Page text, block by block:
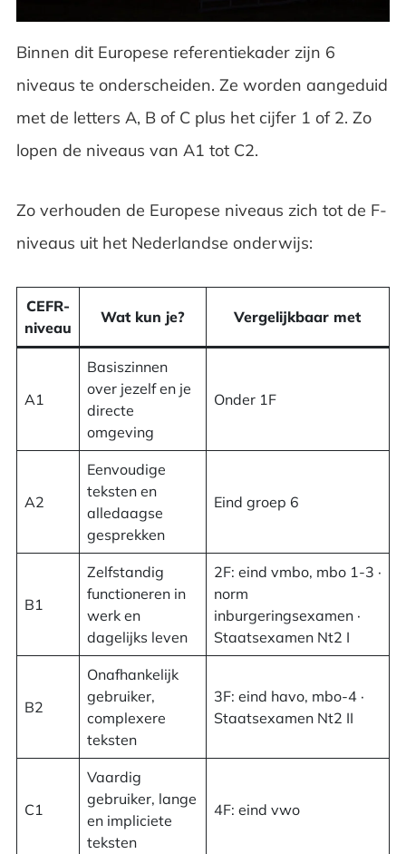
Binnen dit Europese referentiekader zijn 6
niveaus te onderscheiden. Ze worden aangeduid
met de letters A, B of C plus het cijfer 1 of 2. Zo
lopen de niveaus van A1 tot C2.
Zo verhouden de Europese niveaus zich tot de F-
niveaus uit het Nederlandse onderwijs:
CEFR-
niveau
Wat kun je? Vergelijkbaar met
A1
Basiszinnen
over jezelf en je
directe
omgeving
Onder 1F
A2
Eenvoudige
teksten en
alledaagse
gesprekken
Eind groep 6
B1
Zelfstandig
functioneren in
werk en
dagelijks leven
2F: eind vmbo, mbo 1-3 ·
norm
inburgeringsexamen ·
Staatsexamen Nt2 I
B2
Onafhankelijk
gebruiker,
complexere
teksten
3F: eind havo, mbo-4 ·
Staatsexamen Nt2 II
C1
Vaardig
gebruiker, lange
en impliciete
teksten
4F: eind vwo